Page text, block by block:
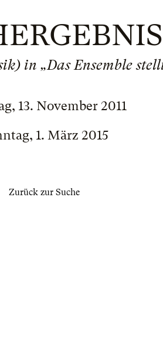
in „Das Ensemble
13. November 2011
1. März 2015
Zurück zur Suche